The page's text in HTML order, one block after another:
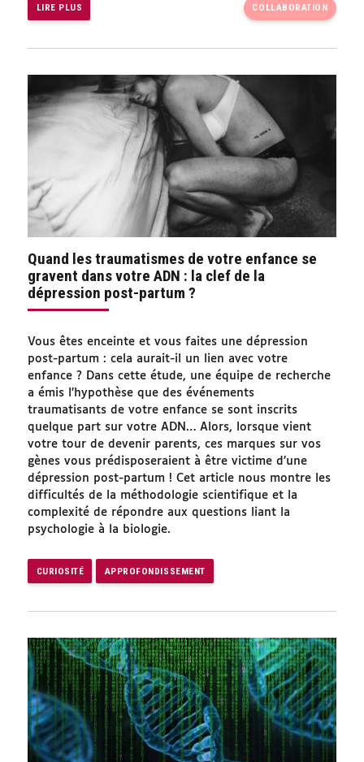
LIRE PLUS COLLABORATION
Quand les traumatismes de votre enfance se
gravent dans votre ADN : la clef de la
dépression post-partum ?
Vous êtes enceinte et vous faites une dépression
post-partum : cela aurait-il un lien avec votre
enfance ? Dans cette étude, une équipe de recherche
a émis l’hypothèse que des événements
traumatisants de votre enfance se sont inscrits
quelque part sur votre ADN… Alors, lorsque vient
votre tour de devenir parents, ces marques sur vos
gènes vous prédisposeraient à être victime d’une
dépression post-partum ! Cet article nous montre les
difficultés de la méthodologie scientifique et la
complexité de répondre aux questions liant la
psychologie à la biologie.
CURIOSITÉ APPROFONDISSEMENT